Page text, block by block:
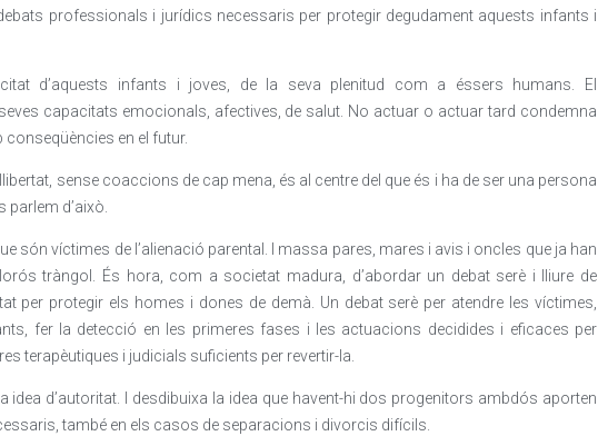
professionals i jurídics necessaris per protegir degudament aquests infants i
d’aquests infants i joves, de la seva plenitud com a éssers humans. El
capacitats emocionals, afectives, de salut. No actuar o actuar tard condemna
conseqüències en el futur.
sense coaccions de cap mena, és al centre del que és i ha de ser una persona
parlem d’això.
són víctimes de l’alienació parental. I massa pares, mares i avis i oncles que ja han
tràngol. És hora, com a societat madura, d’abordar un debat serè i lliure de
per protegir els homes i dones de demà. Un debat serè per atendre les víctimes,
fer la detecció en les primeres fases i les actuacions decidides i eficaces per
terapèutiques i judicials suficients per revertir-la.
idea d’autoritat. I desdibuixa la idea que havent-hi dos progenitors ambdós aporten
també en els casos de separacions i divorcis difícils.